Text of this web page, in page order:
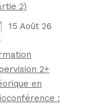
2)
15 Août 26
2+
en
: